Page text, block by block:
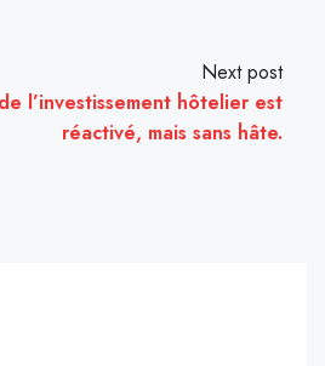
Next post
l’investissement hôtelier est
réactivé, mais sans hâte.